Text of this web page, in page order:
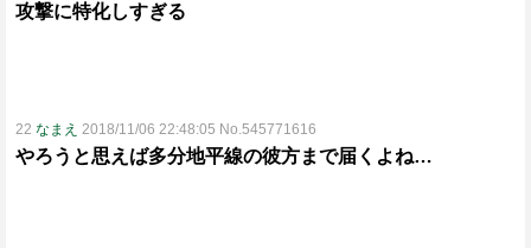
攻撃に特化しすぎる
22 なまえ 2018/11/06 22:48:05 No.545771616
やろうと思えば多分地平線の彼方まで届くよね…